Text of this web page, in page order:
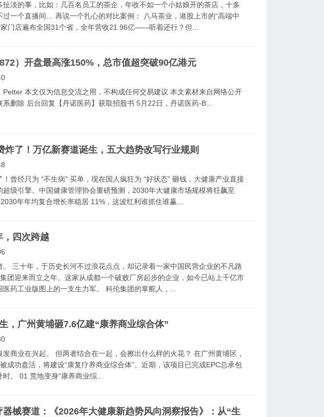
扯淡的事，比如：几百名员工的茶企，年收不如一个小姑娘开的茶店，十多
过一个直播间… 再说一个扎心的对比案例： 八马茶业，港股上市的“高端中
家门店遍布全国31个省，全年营收21.96亿——听着还行？但...
）开盘最高涨150%，总市值超突破90亿港元
Petter 本文仅为信息交流之用，不构成任何交易建议 本文素材来自网络公开
删除 后台回复【丹诺医药】获取招股书 5月22日，丹诺医药-B...
炸了！万亿新赛道诞生，五大趋势改写行业规则
曾经只为 “不生病” 买单，现在国人疯狂为 “好状态” 砸钱，大健康产业直接
超级引擎。中国健康管理协会重磅预测，2030年大健康市场规模将狂飙至
年年均复合增长率稳居 11%，这波红利谁抓住谁赢...
，四次跨越
。 三十年，于历史长河不过浪花点点，却记录着一家中国民营企业的不凡路
团迎来而立之年。这家从成都一个破败厂房起步的企业，如今已站上千亿市
药工业版图上的一支生力军。 科伦集团的掌舵人，...
，广州黄埔砸7.6亿建“康养商业综合体”
发商业在兴起。 但两者结合在一起，会擦出什么样的火花？ 在广州黄埔区，
成功盘活，将建设“康复疗养商业综合体”。近期，该项目已完成EPC总承包
。 01 荒地变身“康养商业综...
械赛道：《2026年大健康新趋势风向洞察报告》：从“生